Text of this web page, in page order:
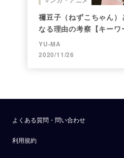
禰豆子（ねずこちゃん
なる理由の考察【キー
後編＞
YU-MA
2020/11/26
よくある質問・問い合わせ
利用規約